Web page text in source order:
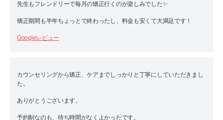
先生もフレンドリーで毎月の矯正行くのが楽しみでした✨️
矯正期間も半年ちょっとで終わったし、料金も安くて大満足です！
Googleレビュー
カウンセリングから矯正、ケアまでしっかりと丁寧にしていただきまし
た。
ありがとうございます。
予約制なのも、待ち時間がなくよかったです。